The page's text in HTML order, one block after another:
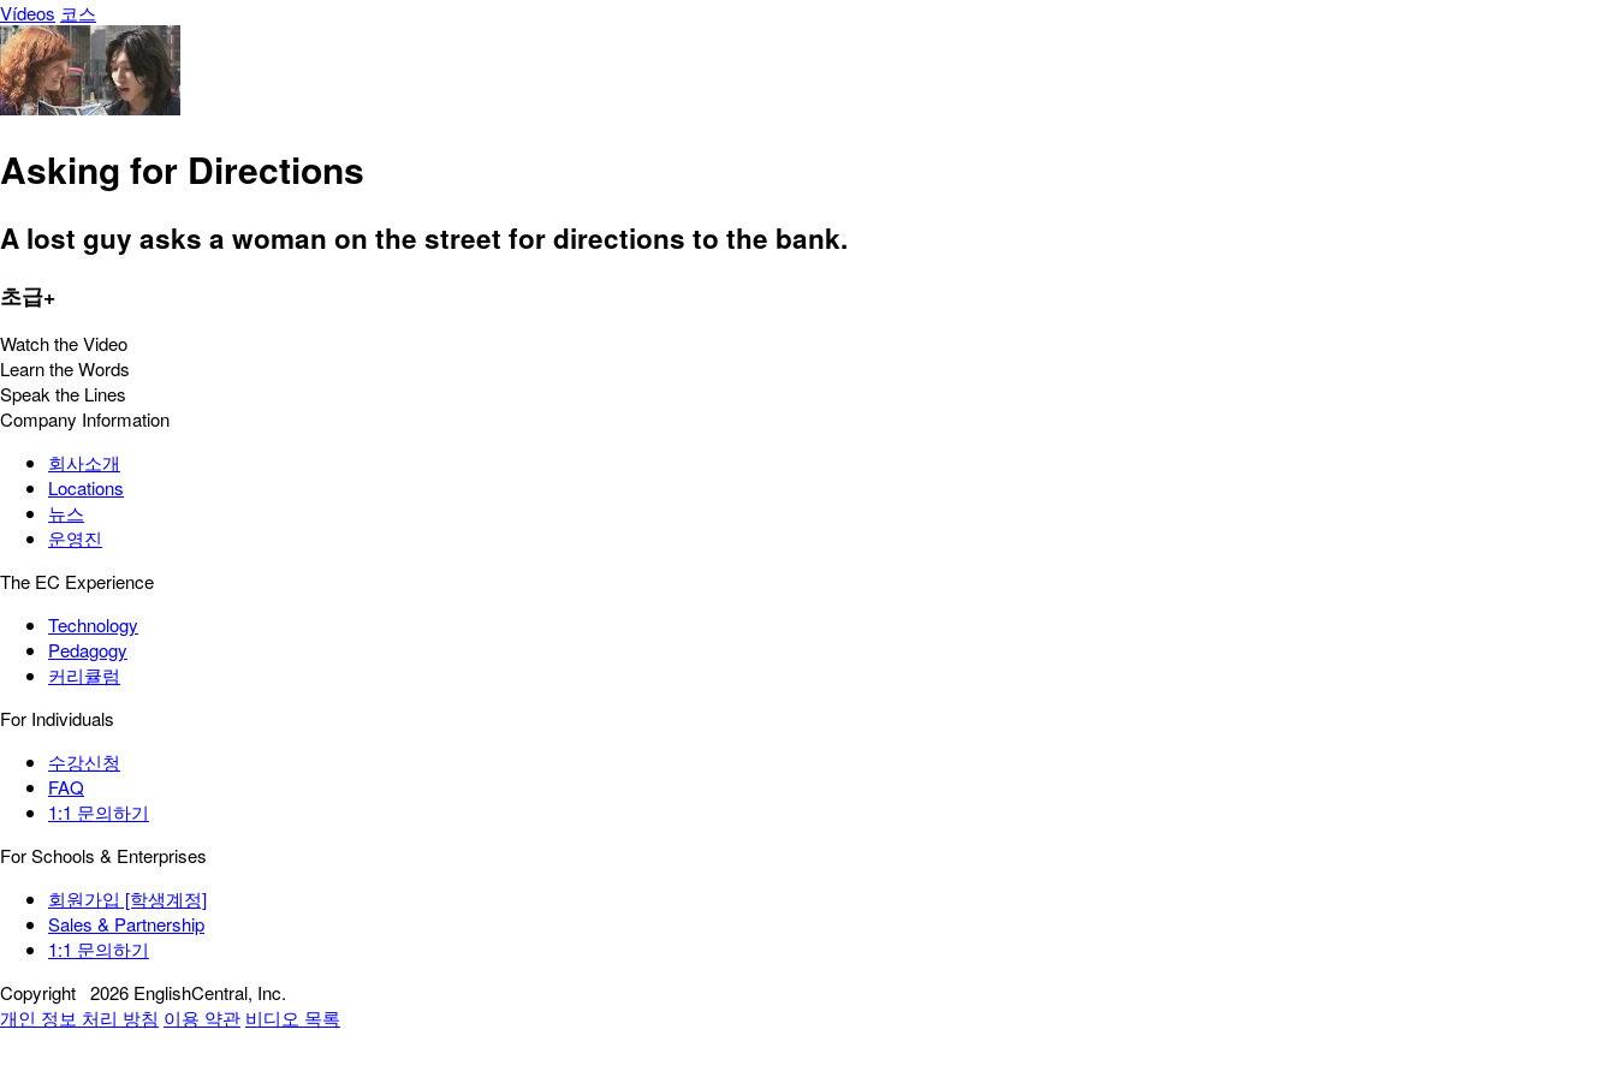
Vídeos 코스
Asking for Directions
A lost guy asks a woman on the street for directions to the bank.
초급+
Watch the Video
Learn the Words
Speak the Lines
Company Information
회사소개
Locations
뉴스
운영진
The EC Experience
Technology
Pedagogy
커리큘럼
For Individuals
수강신청
FAQ
1:1 문의하기
For Schools & Enterprises
회원가입 [학생계정]
Sales & Partnership
1:1 문의하기
Copyright 2026 EnglishCentral, Inc.
개인 정보 처리 방침 이용 약관 비디오 목록